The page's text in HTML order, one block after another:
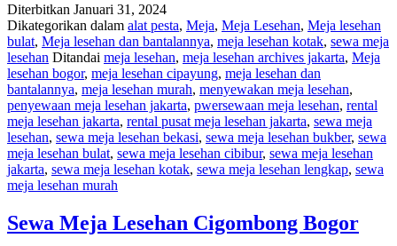
Diterbitkan Januari 31, 2024
Dikategorikan dalam alat pesta, Meja, Meja Lesehan, Meja lesehan
bulat, Meja lesehan dan bantalannya, meja lesehan kotak, sewa meja
lesehan Ditandai meja lesehan, meja lesehan archives jakarta, Meja
lesehan bogor, meja lesehan cipayung, meja lesehan dan
bantalannya, meja lesehan murah, menyewakan meja lesehan,
penyewaan meja lesehan jakarta, pwersewaan meja lesehan, rental
meja lesehan jakarta, rental pusat meja lesehan jakarta, sewa meja
lesehan, sewa meja lesehan bekasi, sewa meja lesehan bukber, sewa
meja lesehan bulat, sewa meja lesehan cibibur, sewa meja lesehan
jakarta, sewa meja lesehan kotak, sewa meja lesehan lengkap, sewa
meja lesehan murah
Sewa Meja Lesehan Cigombong Bogor